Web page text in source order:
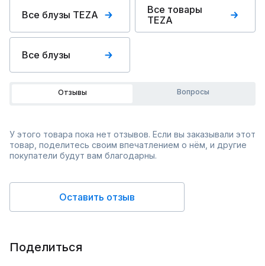
Все блузы TEZA
Все товары
TEZA
Все блузы
Отзывы Вопросы
У этого товара пока нет отзывов. Если вы заказывали этот
товар, поделитесь своим впечатлением о нём, и другие
покупатели будут вам благодарны.
Оставить отзыв
Поделиться